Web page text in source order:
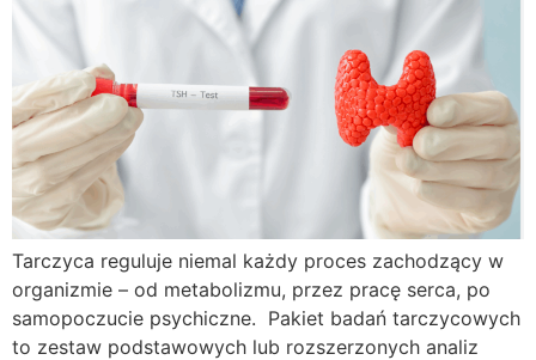
Tarczyca reguluje niemal każdy proces zachodzący w
organizmie – od metabolizmu, przez pracę serca, po
samopoczucie psychiczne. Pakiet badań tarczycowych
to zestaw podstawowych lub rozszerzonych analiz